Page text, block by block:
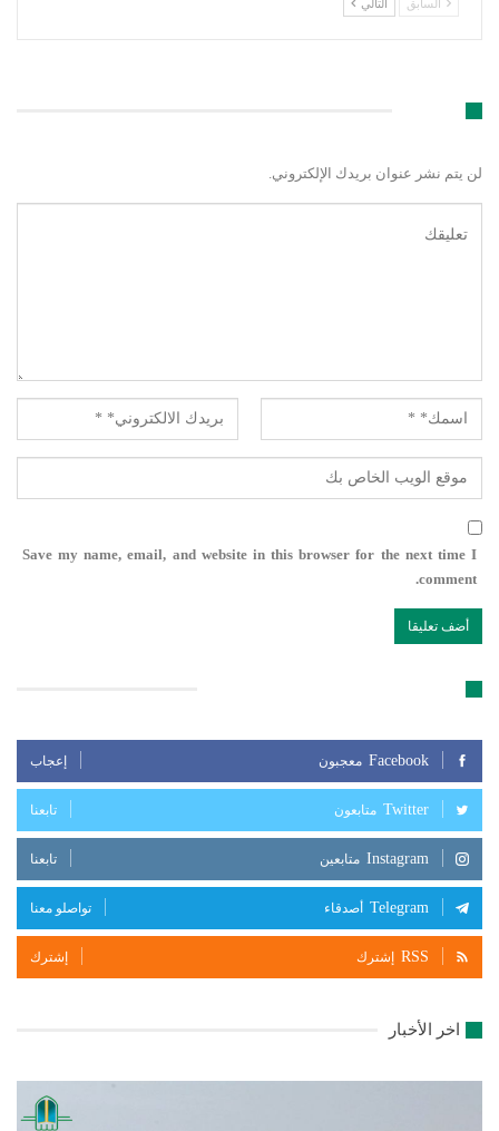
السابق التالي
لن يتم نشر عنوان بريدك الإلكتروني.
Save my name, email, and website in this browser for the next time I
comment.
Facebook معجبون إعجاب
Twitter متابعون تابعنا
Instagram متابعين تابعنا
Telegram أصدقاء تواصلو معنا
RSS إشترك إشترك
اخر الأخبار